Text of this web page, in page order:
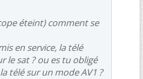
éteint) comment se
en service, la télé
le sat ? ou es tu obligé
télé sur un mode AV1 ?